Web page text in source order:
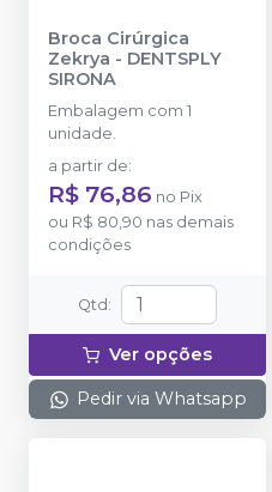
Broca Cirúrgica
Zekrya - DENTSPLY
SIRONA
Embalagem com 1
unidade.
a partir de:
R$ 76,86 no Pix
ou R$ 80,90 nas demais
condições
Qtd :
Ver opções
Pedir via Whatsapp